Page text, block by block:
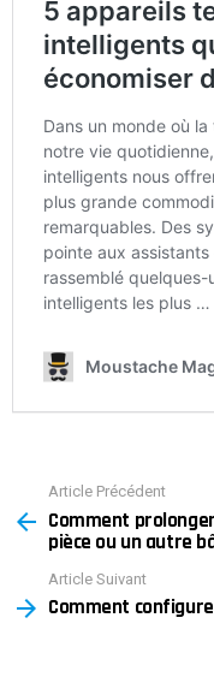
more
Article Précédent
Comment
pièce ou un autre
Article Suivant
Comment